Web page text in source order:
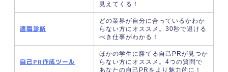
①未来志向で物事を捉える
②失敗を恐れず成長への近道と考える
③他責ではなく自責で考える
④インプットよりもアウトプットを重視す
見えてくる！
適職診断
どの業界が自分に合っているかわか
らない方にオススメ。30秒で避ける
べき仕事がわかる！
自己PR作成ツール
ほかの学生に勝てる自己PRが見つか
らない方にオススメ。4つの質問で
あなたの自己PRをより魅力的に！